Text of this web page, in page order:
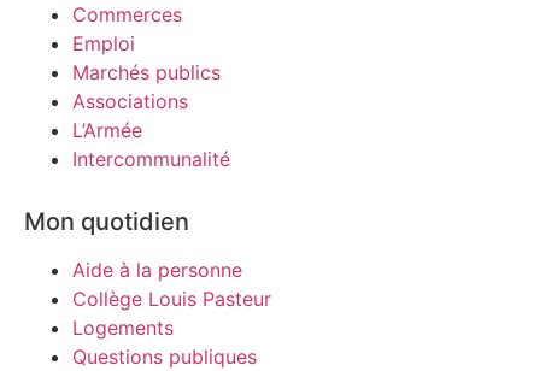
Commerces
Emploi
Marchés publics
Associations
L’Armée
Intercommunalité
Mon quotidien
Aide à la personne
Collège Louis Pasteur
Logements
Questions publiques